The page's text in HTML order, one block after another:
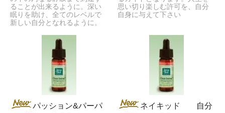
ることが出来るように。深い
眠りを助け、全てのレベルで
新しい自分となれるように。
思い切り楽しむ許可を、自分
自身に与えて下さい
パッション&パーパ
ネイキッド 自分